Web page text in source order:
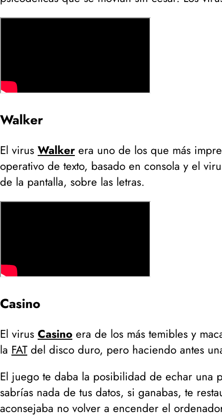
Walker
El virus Walker era uno de los que más
operativo de texto, basado en consola y el
de la pantalla, sobre las letras.
Casino
El virus Casino era de los más temibles y
la FATdel disco duro, pero haciendo antes
El juego te daba la posibilidad de echar una
sabrías nada de tus datos, si ganabas, te
aconsejaba no volver a encender el